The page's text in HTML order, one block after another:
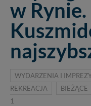
w
WYDARZENIA I
REKREACJA
BIEŻĄCE
1